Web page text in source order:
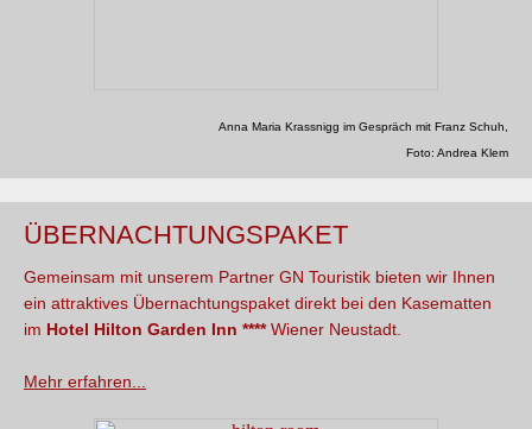
Anna Maria Krassnigg im Gespräch mit Franz Schuh,
Foto: Andrea Klem
ÜBERNACHTUNGSPAKET
Gemeinsam mit unserem Partner GN Touristik bieten wir Ihnen
ein attraktives Übernachtungspaket direkt bei den Kasematten
im Hotel Hilton Garden Inn ****Wiener Neustadt.
Mehr erfahren...